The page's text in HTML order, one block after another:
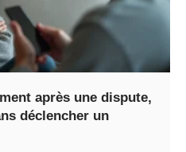
après une dispute,
déclencher un